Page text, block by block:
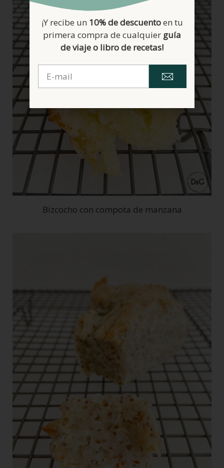
Bizcocho con compota de manzana
¡Y recibe un 10% de descuentoen tu
primera compra de cualquier guía
de viaje o libro de recetas!